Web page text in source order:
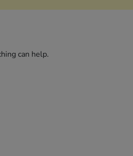
can help.